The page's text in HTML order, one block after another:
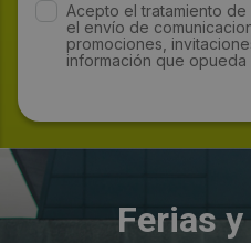
Acepto el tratamiento
el envío de
promociones,
información que opueda
Ferias